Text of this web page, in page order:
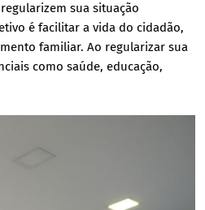
sua situação
é facilitar a vida do cidadão,
familiar. Ao regularizar sua
como saúde, educação,